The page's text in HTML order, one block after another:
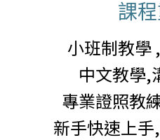
課
小班制教學
中文教學,
專業證照教
新手快速上